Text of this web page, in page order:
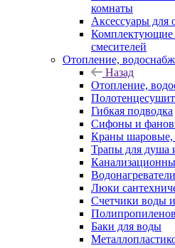
комнаты
Аксессуары для
Комплектующие
смесителей
Отопление,
Назад
Отопление,
Гибкая подводка
Сифоны и
Краны шаровые,
Трапы для душа
Водонагреватели
Люки
Счетчики воды и
Баки для воды